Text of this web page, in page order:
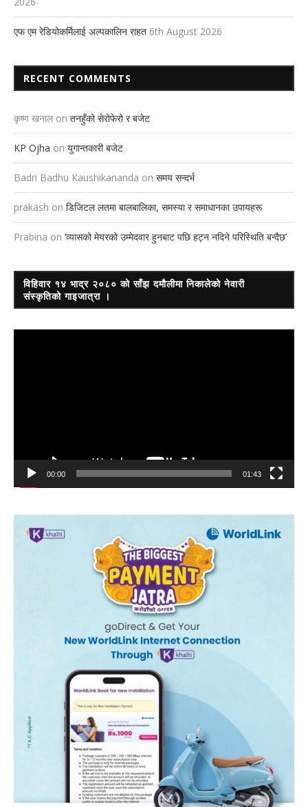
एफ एम रेडियोकर्मिलाई अल्पकालिन राहत 6th August 2026
RECENT COMMENTS
कृष्ण खनाल on तनहुँको सेरोफेरो र बजेट
KP Ojha on युगान्तकारी बजेट
Badri Badhu Kaushikananda on समय सन्दर्भ
prakash on डिजिटल लतमा बालबालिका, समस्या र समाधानका उपायहरू
Prabina on ‘व्यासको मेयरको उम्मेदवार हुनबाट पछि हट्न नदिने परिस्थिति बन्दैछ’
विहिवार १४ भाद्र २०८० को साँझ दमौलीमा निकालेको नेवारी
संस्कृतिको गाइजात्रा ।
00:00 01:43